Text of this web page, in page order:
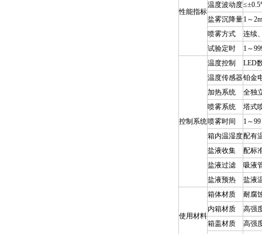
性能指标
温度波动度
盐雾沉降量1～
喷雾方式
连续
试验定时
1～
控制系统
温度控制
LED
温度传感器铂金
加热系统
全独
喷雾系统
塔式
喷雾时间
1～
箱内温湿度配有
盐液收集
配标
盐液过滤
吸液
盐液预热
盐液
使用材料
箱体材质
耐腐
内箱材质
高强
箱盖材质
高强